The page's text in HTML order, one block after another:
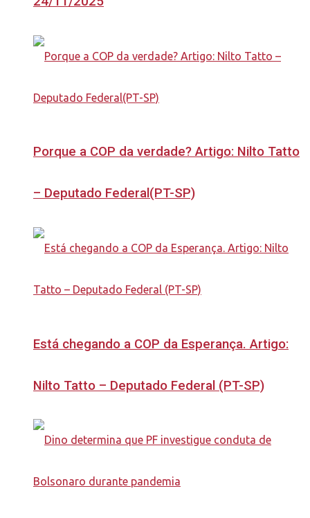
Porque a COP da verdade? Artigo: Nilto Tatto
– Deputado Federal(PT-SP)
Está chegando a COP da Esperança. Artigo:
Nilto Tatto – Deputado Federal (PT-SP)